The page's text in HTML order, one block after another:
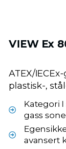
VIEW Ex
ATEX/
plastisk-,
Kategori I
gass sone
avansert